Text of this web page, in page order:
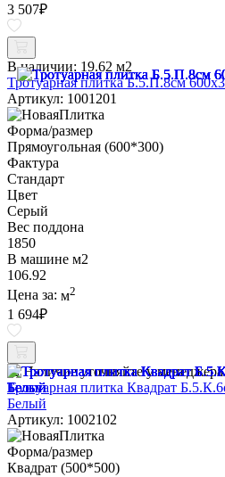
3 507₽
В наличии: 19.62 м2
Тротуарная плитка Б.5.П.8см
Артикул: 1001201
Форма/размер
Прямоугольная (600*300)
Фактура
Стандарт
Цвет
Серый
Вес поддона
1850
В машине м2
106.92
Цена за: м2
1 694₽
Наличие уточняйте у менеджера
Тротуарная плитка Квадрат
Белый
Артикул: 1002102
Форма/размер
Квадрат (500*500)